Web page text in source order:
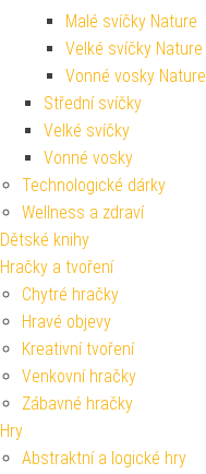
Malé svíčky Nature
Velké svíčky Nature
Vonné vosky Nature
Střední svíčky
Velké svíčky
Vonné vosky
Technologické dárky
Wellness a zdraví
Dětské knihy
Hračky a tvoření
Chytré hračky
Hravé objevy
Kreativní tvoření
Venkovní hračky
Zábavné hračky
Hry
Abstraktní a logické hry